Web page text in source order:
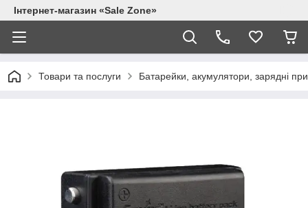
Інтернет-магазин «Sale Zone»
Товари та послуги Батарейки, акумулятори, зарядні